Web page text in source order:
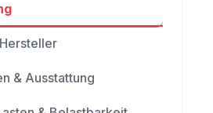
& Ausstattung